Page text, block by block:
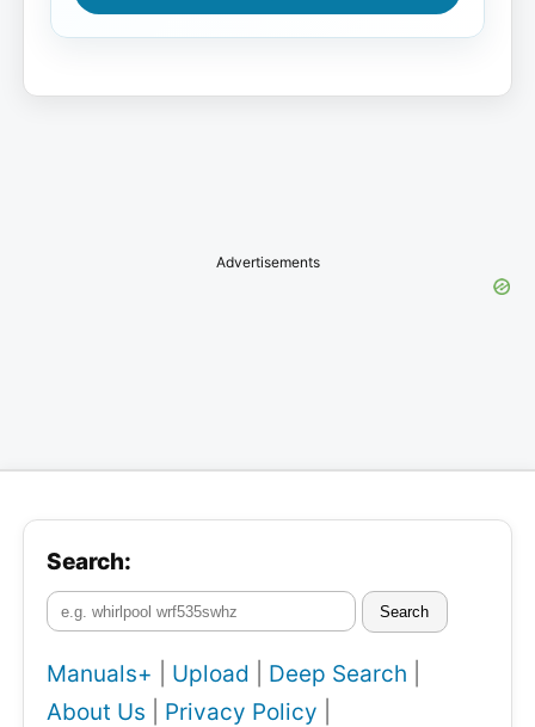
Advertisements
Search:
Search
Manuals+ Upload Deep Search
About Us
Privacy Policy